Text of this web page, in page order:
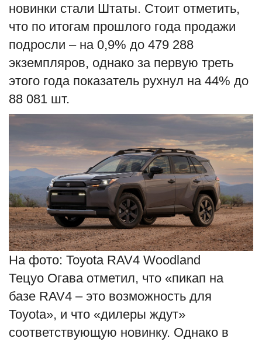
новинки стали Штаты. Стоит отметить,
что по итогам прошлого года продажи
подросли – на 0,9% до 479 288
экземпляров, однако за первую треть
этого года показатель рухнул на 44% до
88 081 шт.
На фото: Toyota RAV4 Woodland
Тецуо Огава отметил, что «пикап на
базе RAV4 – это возможность для
Toyota», и что «дилеры ждут»
соответствующую новинку. Однако в